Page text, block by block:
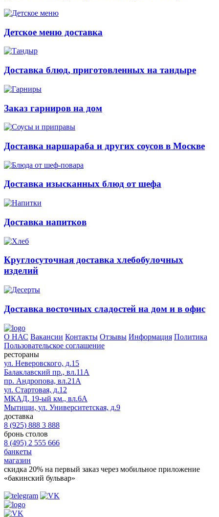
Детское меню доставка
Доставка блюд, приготовленных на тандыре
Заказ гарниров на дом
Доставка наршараба и других соусов в Москве
Доставка изысканных блюд от шефа
Доставка напитков
Круглосуточная доставка хлебобулочных
изделий
Доставка восточных сладостей на дом и в офис
О НАС Вакансии Контакты Отзывы Информация Политика
Пользовательское соглашение
рестораны
ул. Неверовского, д.15
Балаклавский пр., вл.11А
пр. Андропова, вл.21А
ул. Стартовая, д.12
МКАД, 19-ый км., вл.6А
Мытищи, ул. Университетская, д.9
доставка
8 (925) 888 3 888
бронь столов
8 (495) 2 555 666
банкеты
магазин
скидка 20% на первый заказ через мобильное приложение
«бакинский бульвар»